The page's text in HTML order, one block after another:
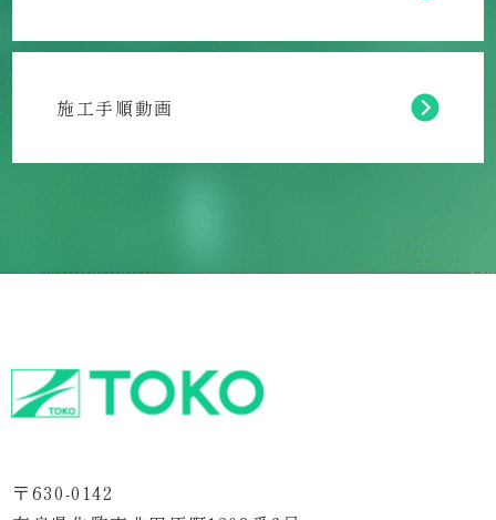
施工手順動画
〒630-0142